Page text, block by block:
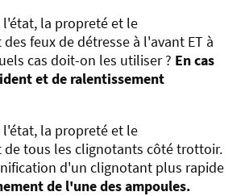
l'état, la propreté et le
feux de détresse à l'avant ET à
cas doit-on les utiliser ? En cas
et de ralentissement
l'état, la propreté et le
tous les clignotants côté trottoir.
d'un clignotant plus rapide
de l'une des ampoules.